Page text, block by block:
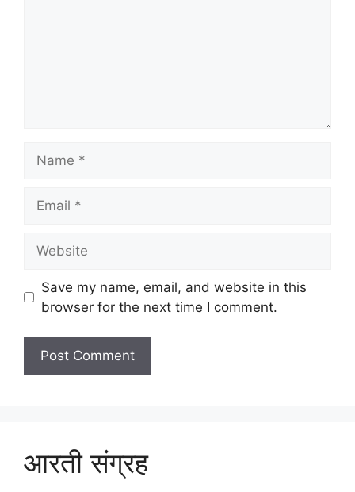
Save my name, email, and website in this
browser for the next time I comment.
आरती संग्रह